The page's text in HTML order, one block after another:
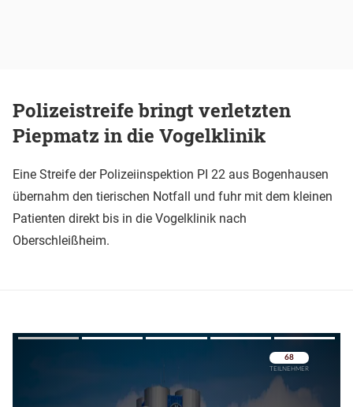
Polizeistreife bringt verletzten
Piepmatz in die Vogelklinik
Eine Streife der Polizeiinspektion PI 22 aus Bogenhausen
übernahm den tierischen Notfall und fuhr mit dem kleinen
Patienten direkt bis in die Vogelklinik nach
Oberschleißheim.
Überspringen